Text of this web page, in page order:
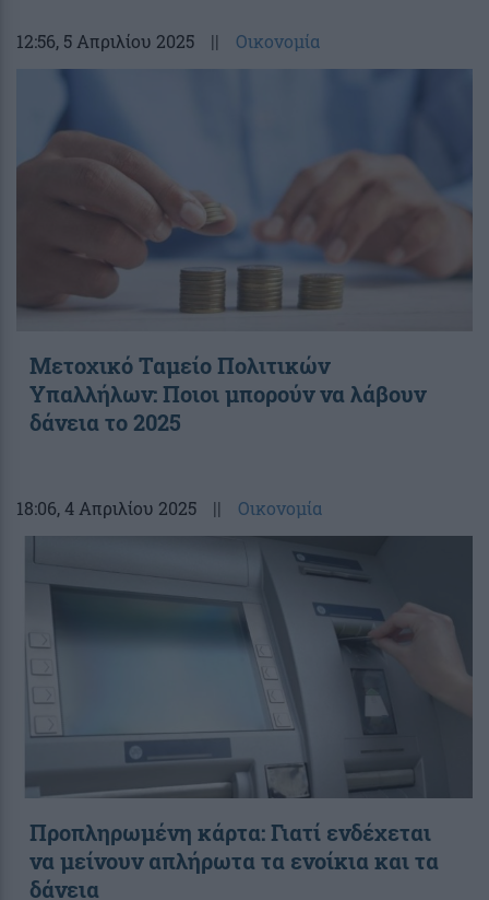
12:56, 5 Απριλίου 2025 || Οικονομία
Μετοχικό Ταμείο Πολιτικών
Υπαλλήλων: Ποιοι μπορούν να λάβουν
δάνεια το 2025
18:06, 4 Απριλίου 2025 || Οικονομία
Προπληρωμένη κάρτα: Γιατί ενδέχεται
να μείνουν απλήρωτα τα ενοίκια και τα
δάνεια